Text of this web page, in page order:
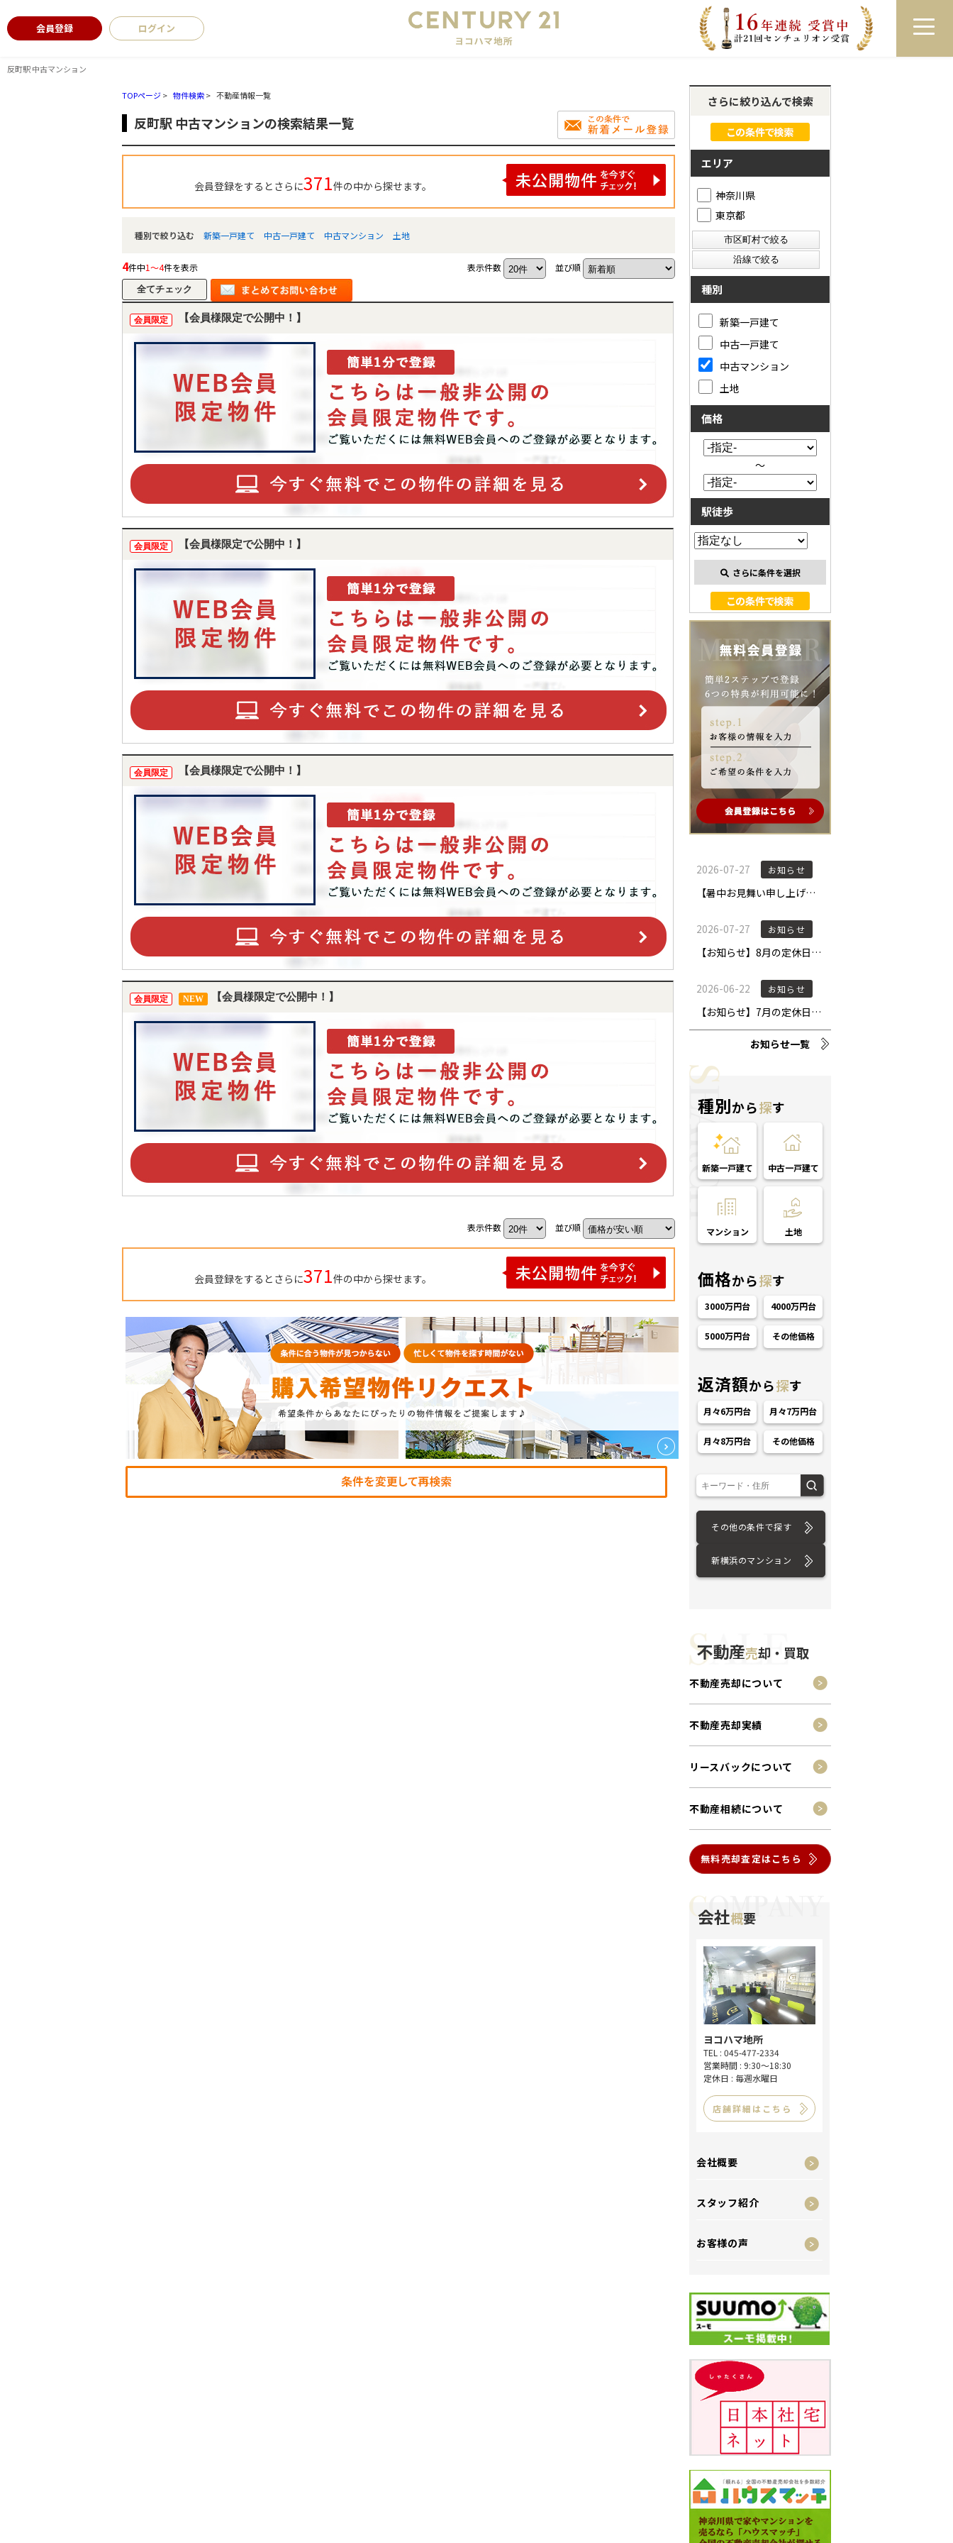
反町駅 中古マンション
会員登録 ログイン ログイン 来店予約 LINEで相談
TOP
トップページ
SEARCH
新横浜のマンション
BUY
買いたい
SALE
売りたい
TOPページ> 物件検索> 不動産情報一覧
反町駅 中古マンションの検索結果一覧
会員登録をするとさらに371件の中から探せます。
種別で絞り込む 新築一戸建て 中古一戸建て 中古マンション 土地
4件中1～4件を表示 表示件数 並び順
会員限定 【会員様限定で公開中！】
会員限定 【会員様限定で公開中！】
会員限定 【会員様限定で公開中！】
会員限定 NEW 【会員様限定で公開中！】
表示件数 並び順
会員登録をするとさらに371件の中から探せます。
さらに絞り込んで検索
エリア
神奈川県
東京都
種別
新築一戸建て
中古一戸建て
中古マンション
土地
価格
～
駅徒歩
さらに条件を選択
お知らせ一覧
種別から探す
新築一戸建て 中古一戸建て
マンション 土地
価格から探す
3000万円台 4000万円台
5000万円台 その他価格
返済額から探す
月々6万円台 月々7万円台
月々8万円台 その他価格
その他の条件で探す
新横浜のマンション
不動産売却・買取
不動産売却について
不動産売却実績
リースバックについて
不動産相続について
無料売却査定はこちら
会社概要
ヨコハマ地所
TEL : 045-477-2334
営業時間 : 9:30～18:30
定休日 : 毎週水曜日
店舗詳細はこちら
会社概要
スタッフ紹介
お客様の声